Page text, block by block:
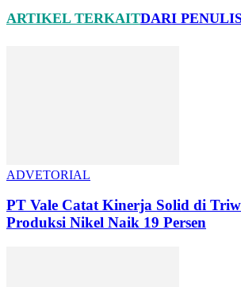
ARTIKEL TERKAITDARI
ADVETORIAL
PT Vale Catat Kinerja Solid di
Produksi Nikel Naik 19 Persen